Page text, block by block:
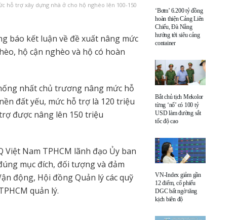
hỗ trợ xây dựng nhà ở cho hộ nghèo lên 100-150
báo kết luận về đề xuất nâng mức
hộ cận nghèo và hộ có hoàn
nhất chủ trương nâng mức hỗ
đất yếu, mức hỗ trợ là 120 triệu
được nâng lên 150 triệu
Nam TPHCM lãnh đạo Ủy ban
mục đích, đối tượng và đảm
động, Hội đồng Quản lý các quỹ
quản lý.
‘Bơm’ 6.200 tỷ đồng
hoàn thiện Cảng Liên
Chiểu, Đà Nẵng
hướng tới siêu cảng
container
Bắt chủ tịch Mekolor
từng ‘nổ’ có 100 tỷ
USD làm đường sắt
tốc độ cao
VN-Index giảm gần
12 điểm, cổ phiếu
DGC bất ngờ tăng
kịch biên độ